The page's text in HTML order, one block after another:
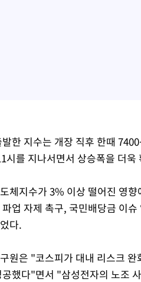
한 지수는 개장 직후 한때
시를 지나서면서 상승폭을 더욱
체지수가 3% 이상 떨어진 영
업 자제 촉구, 국민배당금 이
다.
원은 "코스피가 대내 리스크
했다"면서 "삼성전자의 노조